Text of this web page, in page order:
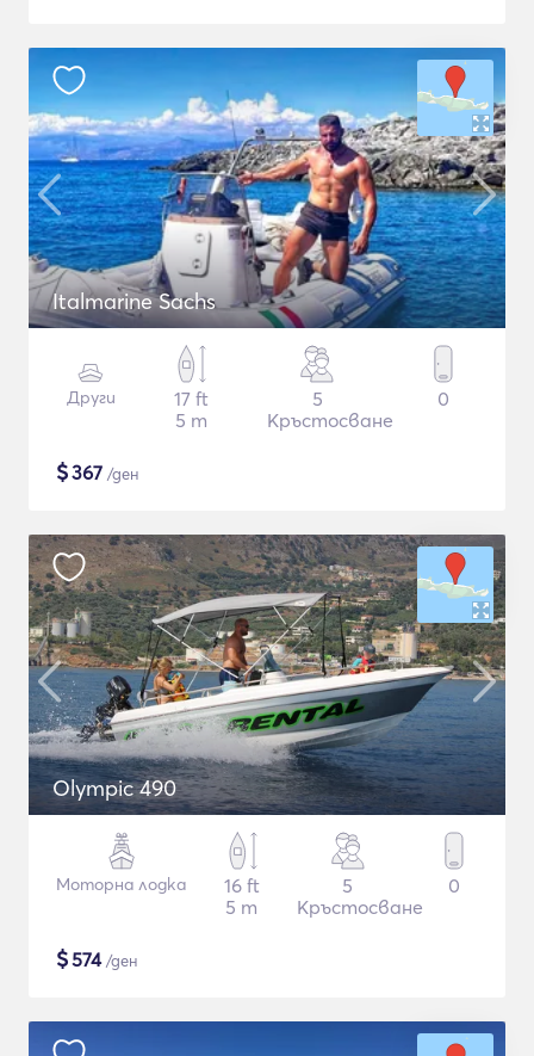
Italmarine Sachs
Други
17 ft
5 m
5
Кръстосване
0
$367 /ден
Olympic 490
Моторна лодка
16 ft
5 m
5
Кръстосване
0
$574/ден